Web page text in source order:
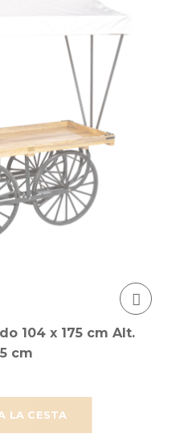
LA CESTA
104 x 175 cm Alt.
cm